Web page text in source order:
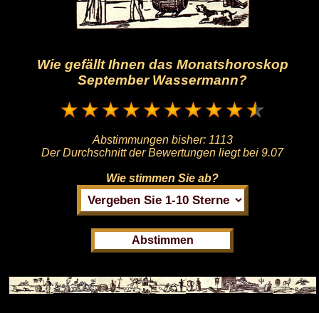
Wie gefällt Ihnen das Monatshoroskop
September Wassermann?
Abstimmungen bisher: 1113
Der Durchschnitt der Bewertungen liegt bei 9.07
Wie stimmen Sie ab?